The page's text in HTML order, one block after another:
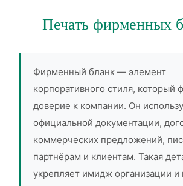
Печать фирменных
Фирменный бланк — элемент
корпоративного стиля, который
доверие к компании. Он
официальной документации,
коммерческих предложений,
партнёрам и клиентам. Такая
укрепляет имидж организации и